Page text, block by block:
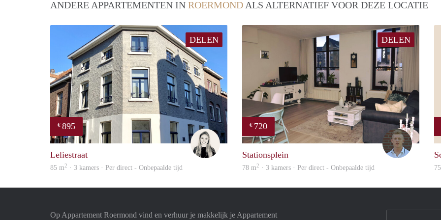
ANDERE APPARTEMENTEN IN ROERMOND ALS ALTERNATIEF VOOR DEZE LOCATIE
DELEN
€ 895
Fleur
Leliestraat
85 m2 · 3 kamers · Per direct - Onbepaalde tijd
DELEN
€ 720
Tom
Stationsplein
78 m2 · 3 kamers · Per direct - Onbepaalde tijd
Op Appartement Roermond vind en verhuur je makkelijk je Appartement